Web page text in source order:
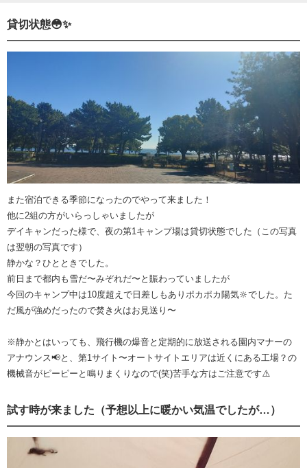
貸切状態😳✨
また宿泊できる季節になったのでやって来ました！
他に2組の方がいらっしゃいましたが
デイキャンだった様で、夜の第1キャンプ場は貸切状態でした（この写真
は翌朝の写真です）
静かな？ひとときでした。
前日まで都内も雪だ〜みぞれだ〜と賑わっていましたが
今回のキャンプ中は10度超えで日差しもありポカポカ陽気🔆でした。た
だ風が強めだったので焚き火はお見送り〜
※静かとはいっても、飛行機の爆音と定期的に放送される園内マナーの
アナウンス📢と、第1サイト〜オートサイトエリアは近くにある工場？の
機械音がピーピーと鳴りまくりなので(笑)苦手な方はご注意です⚠️
試す時が来ました（予想以上に暖かい気温でしたが…）